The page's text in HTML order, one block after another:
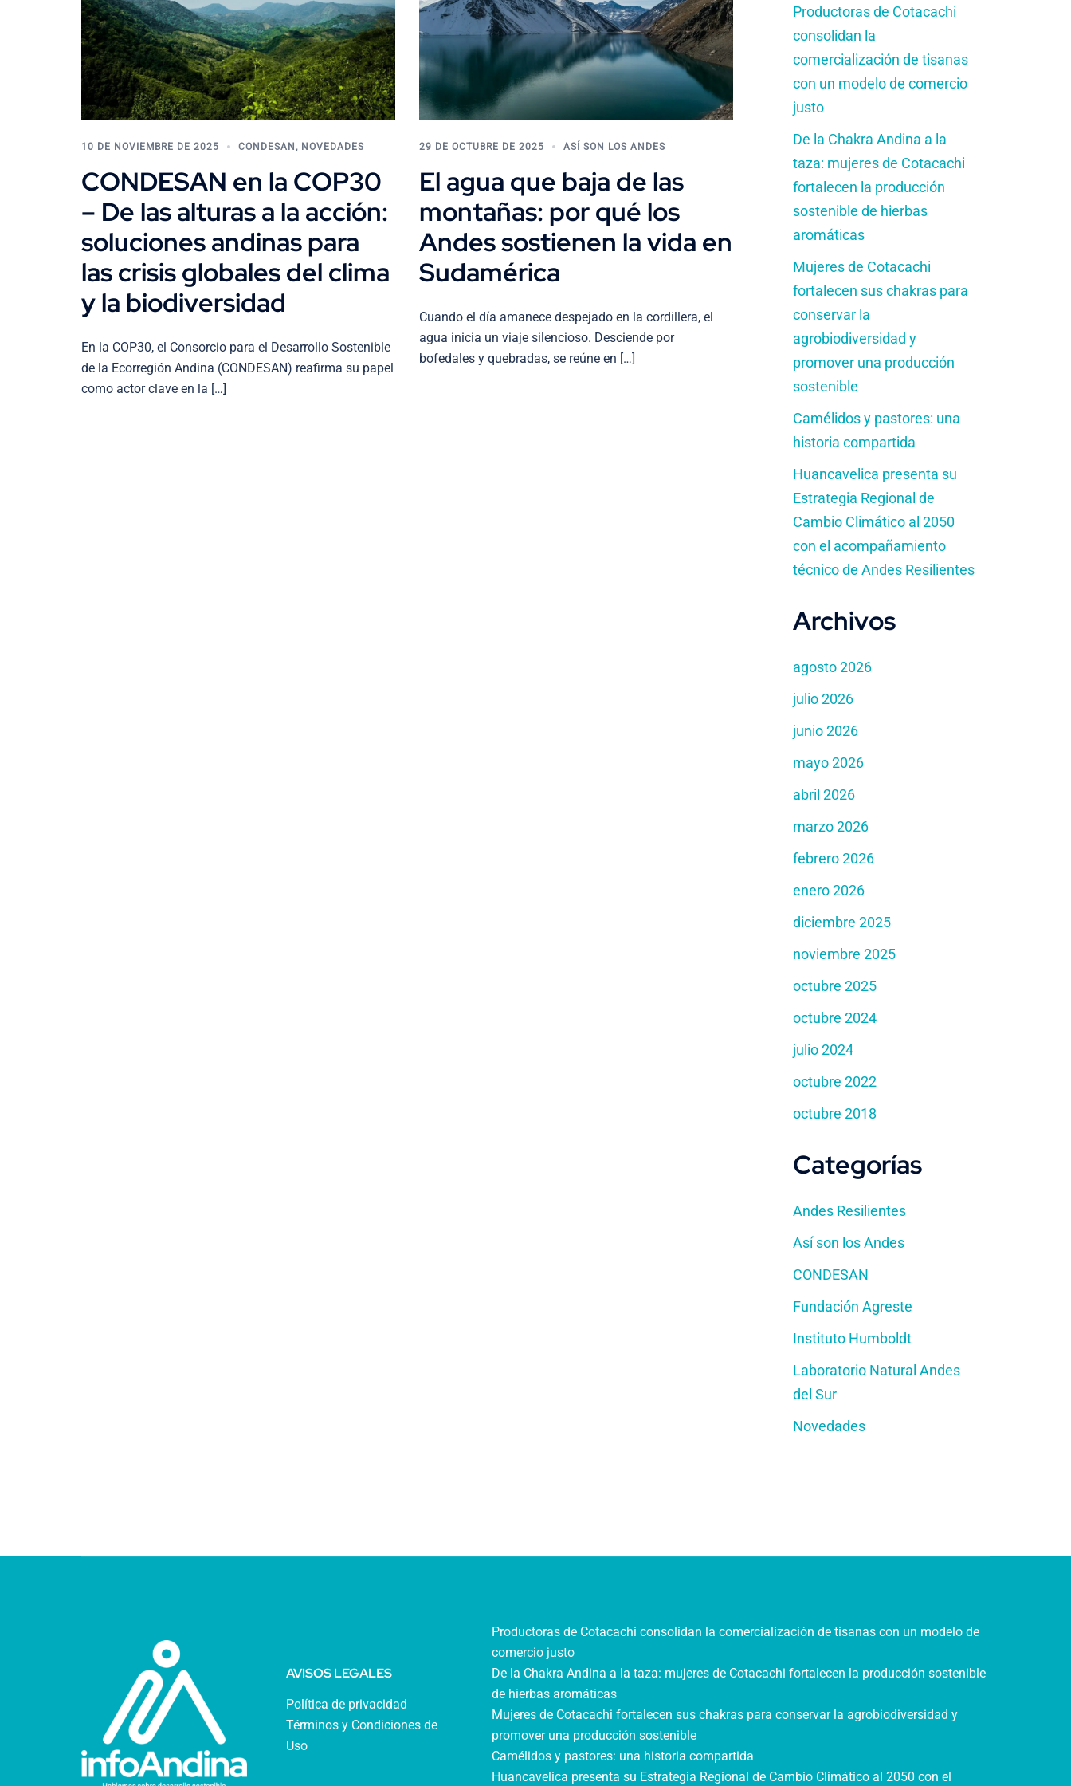
10 DE NOVIEMBRE DE 2025 CONDESAN , NOVEDADES
CONDESAN en la COP30
– De las alturas a la acción:
soluciones andinas para
las crisis globales del clima
y la biodiversidad
En la COP30, el Consorcio para el Desarrollo Sostenible
de la Ecorregión Andina (CONDESAN) reafirma su papel
como actor clave en la […]
29 DE OCTUBRE DE 2025 ASÍ SON LOS ANDES
El agua que baja de las
montañas: por qué los
Andes sostienen la vida en
Sudamérica
Cuando el día amanece despejado en la cordillera, el
agua inicia un viaje silencioso. Desciende por
bofedales y quebradas, se reúne en […]
Productoras de Cotacachi
consolidan la
comercialización de tisanas
con un modelo de comercio
justo
De la Chakra Andina a la
taza: mujeres de Cotacachi
fortalecen la producción
sostenible de hierbas
aromáticas
Mujeres de Cotacachi
fortalecen sus chakras para
conservar la
agrobiodiversidad y
promover una producción
sostenible
Camélidos y pastores: una
historia compartida
Huancavelica presenta su
Estrategia Regional de
Cambio Climático al 2050
con el acompañamiento
técnico de Andes Resilientes
Archivos
agosto 2026
julio 2026
junio 2026
mayo 2026
abril 2026
marzo 2026
febrero 2026
enero 2026
diciembre 2025
noviembre 2025
octubre 2025
octubre 2024
julio 2024
octubre 2022
octubre 2018
Categorías
Andes Resilientes
Así son los Andes
CONDESAN
Fundación Agreste
Instituto Humboldt
Laboratorio Natural Andes
del Sur
Novedades
AVISOS LEGALES
Política de privacidad
Términos y Condiciones de
Uso
Productoras de Cotacachi consolidan la comercialización de tisanas con un modelo de
comercio justo
De la Chakra Andina a la taza: mujeres de Cotacachi fortalecen la producción sostenible
de hierbas aromáticas
Mujeres de Cotacachi fortalecen sus chakras para conservar la agrobiodiversidad y
promover una producción sostenible
Camélidos y pastores: una historia compartida
Huancavelica presenta su Estrategia Regional de Cambio Climático al 2050 con el